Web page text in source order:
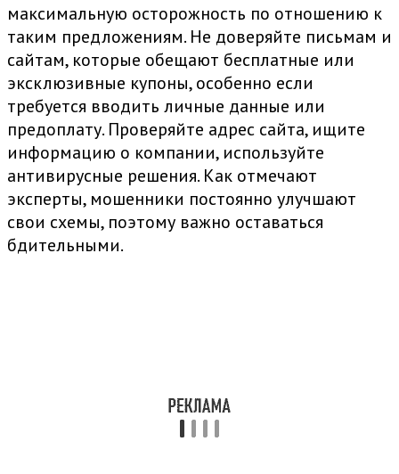
максимальную осторожность по отношению к
таким предложениям. Не доверяйте письмам и
сайтам, которые обещают бесплатные или
эксклюзивные купоны, особенно если
требуется вводить личные данные или
предоплату. Проверяйте адрес сайта, ищите
информацию о компании, используйте
антивирусные решения. Как отмечают
эксперты, мошенники постоянно улучшают
свои схемы, поэтому важно оставаться
бдительными.